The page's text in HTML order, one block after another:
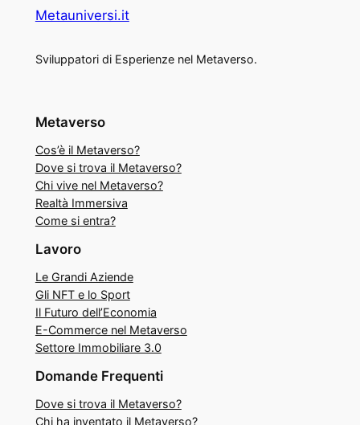
Metauniversi.it
Sviluppatori di Esperienze nel Metaverso.
Metaverso
Cos’è il Metaverso?
Dove si trova il Metaverso?
Chi vive nel Metaverso?
Realtà Immersiva
Come si entra?
Lavoro
Le Grandi Aziende
Gli NFT e lo Sport
Il Futuro dell’Economia
E-Commerce nel Metaverso
Settore Immobiliare 3.0
Domande Frequenti
Dove si trova il Metaverso?
Chi ha inventato il Metaverso?